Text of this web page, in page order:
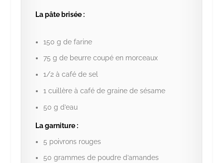
La pâte brisée :
150 g de farine
75 g de beurre coupé en morceaux
1/2 à café de sel
1 cuillère à café de graine de sésame
50 g d’eau
La garniture :
5 poivrons rouges
50 grammes de poudre d’amandes